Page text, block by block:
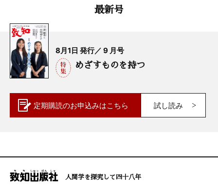
最新号
8月1日 発行／ 9 月号
めざすものを持つ
定期購読のお申込みはこちら 試し読み
人間学を探究して四十八年